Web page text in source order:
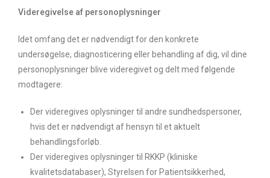
Videregivelse af personoplysninger
Idet omfang det er nødvendigt for den konkrete
undersøgelse, diagnosticering eller behandling af dig, vil dine
personoplysninger blive videregivet og delt med følgende
modtagere:
Der videregives oplysninger til andre sundhedspersoner,
hvis det er nødvendigt af hensyn til et aktuelt
behandlingsforløb.
Der videregives oplysninger til RKKP (kliniske
kvalitetsdatabaser), Styrelsen for Patientsikkerhed,